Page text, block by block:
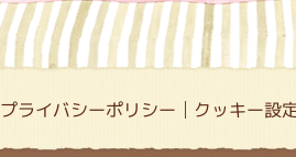
プライバシーポリシー クッキー設